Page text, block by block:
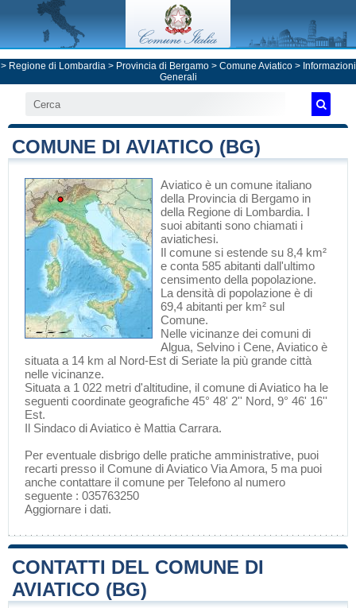
> Regione di Lombardia> Provincia di Bergamo> Comune Aviatico> Informazioni
Generali
COMUNE DI AVIATICO (BG)
Aviatico è un comune italiano
della Provincia di Bergamo in
della Regione di Lombardia. I
suoi abitanti sono chiamati i
aviatichesi.
Il comune si estende su 8,4 km²
e conta 585 abitanti dall'ultimo
censimento della popolazione.
La densità di popolazione è di
69,4 abitanti per km² sul
Comune.
Nelle vicinanze dei comuni di
Algua, Selvino i Cene, Aviatico è
situata a 14 km al Nord-Est di Seriate la più grande città
nelle vicinanze.
Situata a 1 022 metri d'altitudine, il comune di Aviatico ha le
seguenti coordinate geografiche 45° 48' 2'' Nord, 9° 46' 16''
Est.
Il Sindaco di Aviatico è Mattia Carrara.
Per eventuale disbrigo delle pratiche amministrative, puoi
recarti presso il Comune di Aviatico Via Amora, 5 ma puoi
anche contattare il comune per Telefono al numero
seguente : 035763250
Aggiornare i dati.
CONTATTI DEL COMUNE DI
AVIATICO (BG)